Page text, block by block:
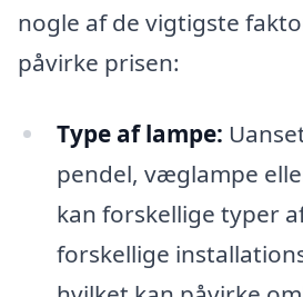
nogle af de vigtigste
påvirke prisen:
Type af lampe:
pendel, væglampe
kan forskellige typer
forskellige